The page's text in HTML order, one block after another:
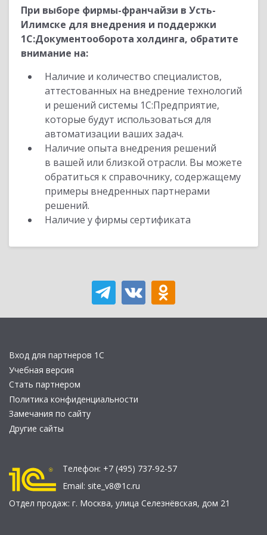
При выборе фирмы-франчайзи в Усть-
Илимске для внедрения и поддержки
1С:Документооборота холдинга, обратите
внимание на:
Наличие и количество специалистов,
аттестованных на внедрение технологий
и решений системы 1С:Предприятие,
которые будут использоваться для
автоматизации ваших задач.
Наличие опыта внедрения решений
в вашей или близкой отрасли. Вы можете
обратиться к справочнику, содержащему
примеры внедренных партнерами
решений.
Наличие у фирмы сертификата
Вход для партнеров 1С
Учебная версия
Стать партнером
Политика конфиденциальности
Замечания по сайту
Другие сайты
Телефон: +7 (495) 737-92-57
Email: site_v8@1c.ru
Отдел продаж: г. Москва, улица Селезнёвская, дом 21